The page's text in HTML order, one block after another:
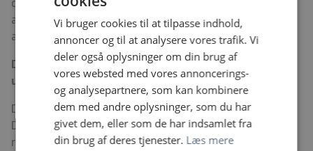
opholds- og arbejdstilladelse. Opholds- og
arbejdstilladelse kan først ansøges ved aftalt
ansættelse.
Det Grønlandske Sundhedsvæsen – Bredde,
udfordring og faglig stolthed
Det Grønlandske Sundhedsvæsen hører under
Departementet for Sundhed, og er organiseret i 5
regioner, 8 kliniske områder, Landstandplejen, Det
Vi bruger cookies til at tilpasse indhold,
annoncer og til at analysere vores trafik. Vi
deler også oplysninger om din brug af
vores websted med vores annoncerings-
og analysepartnere, som kan kombinere
dem med andre oplysninger, som du har
givet dem, eller som de har indsamlet fra
din brug af deres tjenester. Læs mere